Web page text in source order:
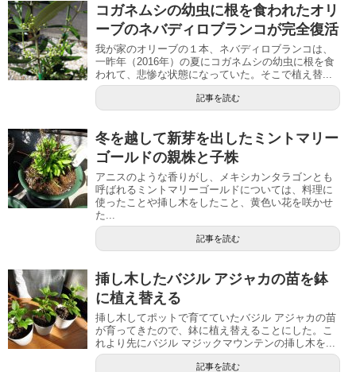
コガネムシの幼虫に根を食われたオリ
ーブのネバディロブランコが完全復活
我が家のオリーブの１本、ネバディロブランコは、
一昨年（2016年）の夏にコガネムシの幼虫に根を食
われて、悲惨な状態になっていた。そこで植え替...
記事を読む
冬を越して新芽を出したミントマリー
ゴールドの親株と子株
アニスのような香りがし、メキシカンタラゴンとも
呼ばれるミントマリーゴールドについては、料理に
使ったことや挿し木をしたこと、黄色い花を咲かせ
た...
記事を読む
挿し木したバジル アジャカの苗を鉢
に植え替える
挿し木してポットで育てていたバジル アジャカの苗
が育ってきたので、鉢に植え替えることにした。こ
れより先にバジル マジックマウンテンの挿し木を...
記事を読む